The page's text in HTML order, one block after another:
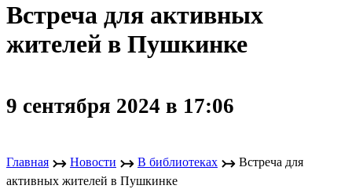
Встреча для активных
жителей в Пушкинке
9 сентября 2024 в 17:06
Главная ↣ Новости ↣ В библиотеках ↣ Встреча для
активных жителей в Пушкинке